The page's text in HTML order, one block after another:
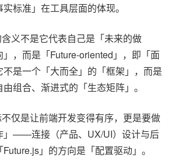
标准」在工具层面的体现。
义不是它代表自己是「未来的做
，而是「Future-oriented」，即「面
是一个「大而全」的「框架」，而是
由组合、渐进式的「生态矩阵」。
不仅是让前端开发变得有序，更是要做
」——连接（产品、UX/UI）设计与后
」的方向是「配置驱动」。